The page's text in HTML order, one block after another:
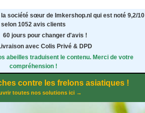
société sœur de Imkershop.nl qui est noté 9,2/10
selon 1052 avis clients
60 jours pour changer d'avis !
avec Colis Privé & DPD
abeilles traduisent le contenu. Merci de votre
compréhension !
contre les frelons asiatiques !
toutes nos solutions ici →